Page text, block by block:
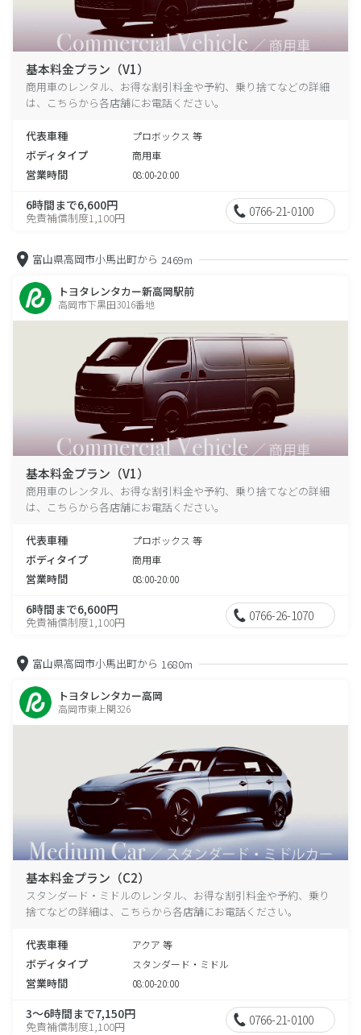
基本料金プラン（V1）
商用車のレンタル、お得な割引料金や予約、乗り捨てなどの詳細
は、こちらから各店舗にお電話ください。
代表車種 プロボックス 等
ボディタイプ 商用車
営業時間 08:00-20:00
6時間まで6,600円
免責補償制度1,100円 0766-21-0100
富山県高岡市小馬出町から 2469m
トヨタレンタカー新高岡駅前
高岡市下黒田3016番地
基本料金プラン（V1）
商用車のレンタル、お得な割引料金や予約、乗り捨てなどの詳細
は、こちらから各店舗にお電話ください。
代表車種 プロボックス 等
ボディタイプ 商用車
営業時間 08:00-20:00
6時間まで6,600円
免責補償制度1,100円 0766-26-1070
富山県高岡市小馬出町から 1680m
トヨタレンタカー高岡
高岡市東上関326
基本料金プラン（C2）
スタンダード・ミドルのレンタル、お得な割引料金や予約、乗り
捨てなどの詳細は、こちらから各店舗にお電話ください。
代表車種 アクア 等
ボディタイプ スタンダード・ミドル
営業時間 08:00-20:00
3～6時間まで7,150円
免責補償制度1,100円 0766-21-0100